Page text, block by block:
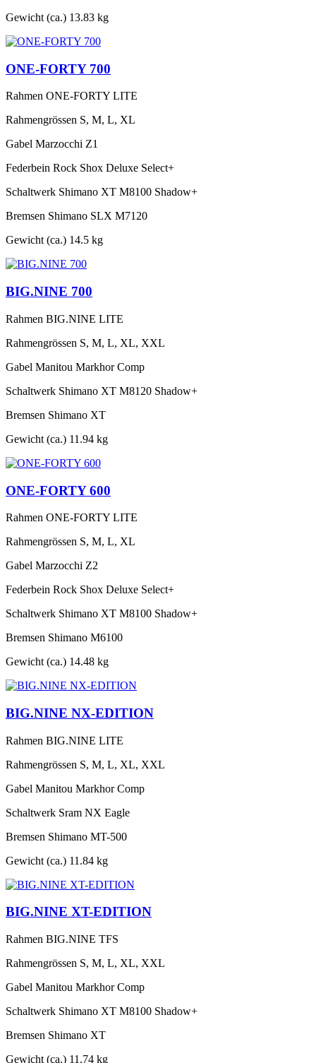
Gewicht (ca.) 13.83 kg
ONE-FORTY 700
Rahmen ONE-FORTY LITE
Rahmengrössen S, M, L, XL
Gabel Marzocchi Z1
Federbein Rock Shox Deluxe Select+
Schaltwerk Shimano XT M8100 Shadow+
Bremsen Shimano SLX M7120
Gewicht (ca.) 14.5 kg
BIG.NINE 700
Rahmen BIG.NINE LITE
Rahmengrössen S, M, L, XL, XXL
Gabel Manitou Markhor Comp
Schaltwerk Shimano XT M8120 Shadow+
Bremsen Shimano XT
Gewicht (ca.) 11.94 kg
ONE-FORTY 600
Rahmen ONE-FORTY LITE
Rahmengrössen S, M, L, XL
Gabel Marzocchi Z2
Federbein Rock Shox Deluxe Select+
Schaltwerk Shimano XT M8100 Shadow+
Bremsen Shimano M6100
Gewicht (ca.) 14.48 kg
BIG.NINE NX-EDITION
Rahmen BIG.NINE LITE
Rahmengrössen S, M, L, XL, XXL
Gabel Manitou Markhor Comp
Schaltwerk Sram NX Eagle
Bremsen Shimano MT-500
Gewicht (ca.) 11.84 kg
BIG.NINE XT-EDITION
Rahmen BIG.NINE TFS
Rahmengrössen S, M, L, XL, XXL
Gabel Manitou Markhor Comp
Schaltwerk Shimano XT M8100 Shadow+
Bremsen Shimano XT
Gewicht (ca.) 11.74 kg